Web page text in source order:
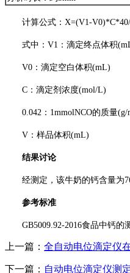
计算公式：X=(V1-V0)*C*40/
式中：V1：滴定终点体积
V0：滴定空白体积(mL)
C：滴定剂浓度(mol/L)
0.042：1mmolNCO的质量(g/
V：样品体积(mL)
结果讨论
经测定，该牛奶的钙含量为
参考标准
GB5009.92-2016食品中钙的
上一篇： 全自动电位滴定仪
下一篇： 自动电位滴定仪测